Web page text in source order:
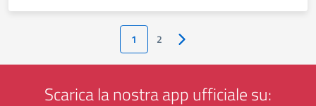
1 2 Pagina successiva
Scarica la nostra app ufficiale su: